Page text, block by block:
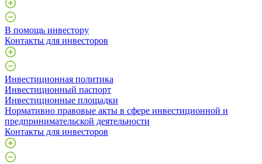
В помощь инвестору
Контакты для инвесторов
Инвестиционная политика
Инвестиционный паспорт
Инвестиционные площадки
Нормативно правовые акты в сфере инвестиционной и
предпринимательской деятельности
Контакты для инвесторов